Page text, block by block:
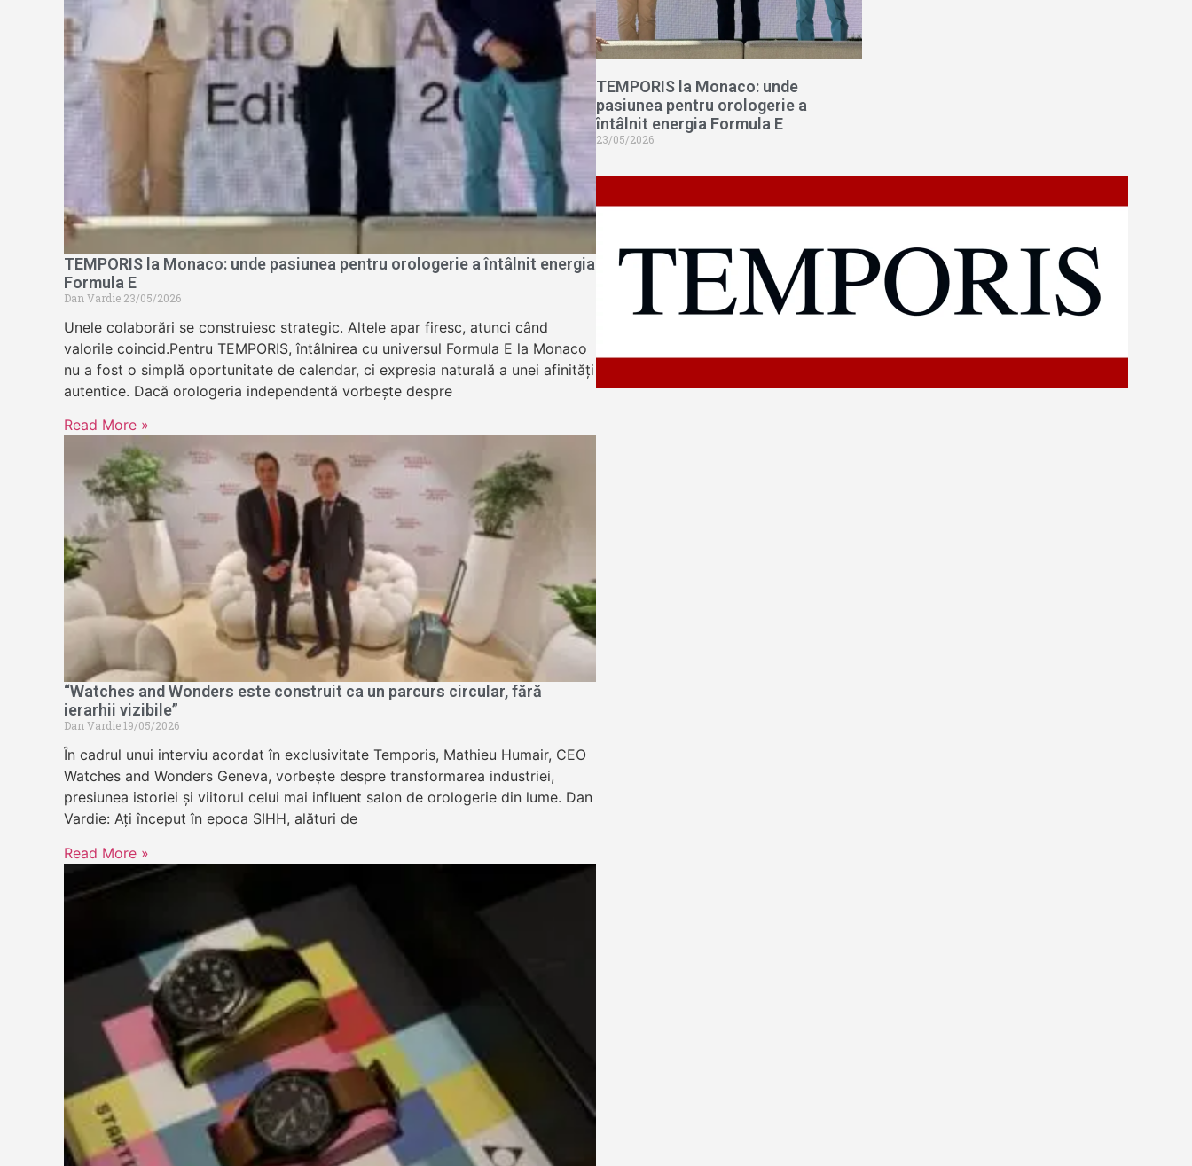
TEMPORIS la Monaco: unde pasiunea pentru orologerie a întâlnit energia
Formula E
Dan Vardie 23/05/2026
Unele colaborări se construiesc strategic. Altele apar firesc, atunci când
valorile coincid.Pentru TEMPORIS, întâlnirea cu universul Formula E la Monaco
nu a fost o simplă oportunitate de calendar, ci expresia naturală a unei afinități
autentice. Dacă orologeria independentă vorbește despre
Read More »
“Watches and Wonders este construit ca un parcurs circular, fără
ierarhii vizibile”
Dan Vardie19/05/2026
În cadrul unui interviu acordat în exclusivitate Temporis, Mathieu Humair, CEO
Watches and Wonders Geneva, vorbește despre transformarea industriei,
presiunea istoriei și viitorul celui mai influent salon de orologerie din lume. Dan
Vardie: Ați început în epoca SIHH, alături de
Read More »
TEMPORIS la Monaco: unde
pasiunea pentru orologerie a
întâlnit energia Formula E
23/05/2026